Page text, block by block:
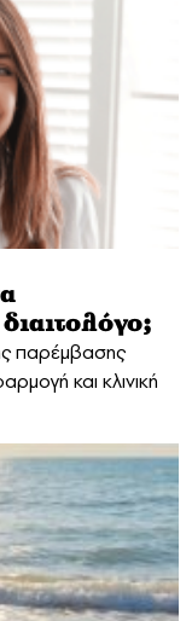
παρέμβασης
και κλινική